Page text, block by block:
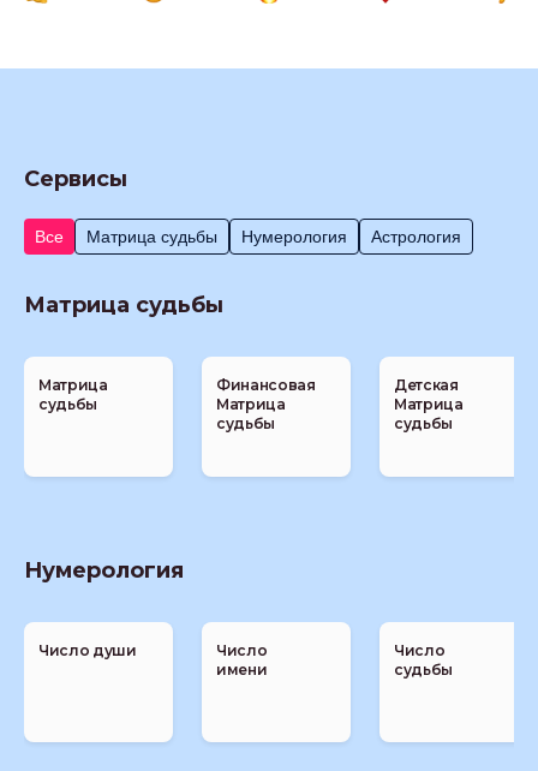
Сервисы
Все Матрица судьбы Нумерология Астрология
Матрица судьбы
Матрица
судьбы
Финансовая
Матрица
судьбы
Детская
Матрица
судьбы
Нумерология
Число души
Число
имени
Число
судьбы